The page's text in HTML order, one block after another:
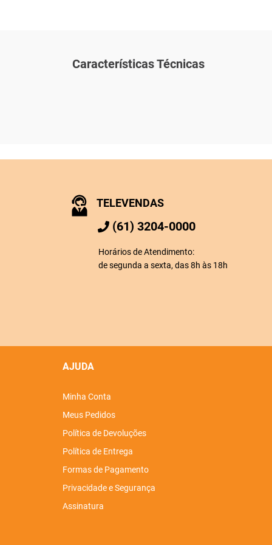
Características Técnicas
TELEVENDAS
(61) 3204-0000
Horários de Atendimento:
de segunda a sexta, das 8h às 18h
AJUDA
Minha Conta
Meus Pedidos
Política de Devoluções
Política de Entrega
Formas de Pagamento
Privacidade e Segurança
Assinatura